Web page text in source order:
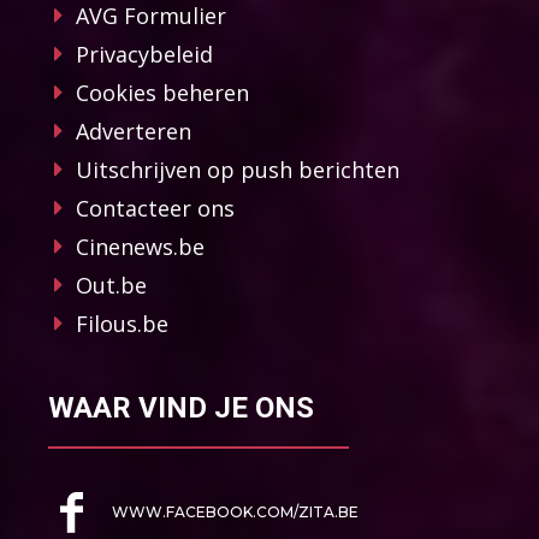
AVG Formulier
Privacybeleid
Cookies beheren
Adverteren
Uitschrijven op push berichten
Contacteer ons
Cinenews.be
Out.be
Filous.be
WAAR VIND JE ONS
WWW.FACEBOOK.COM/ZITA.BE